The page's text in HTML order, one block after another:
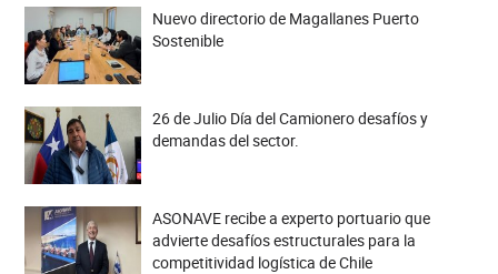
Nuevo directorio de Magallanes Puerto
Sostenible
26 de Julio Día del Camionero desafíos y
demandas del sector.
ASONAVE recibe a experto portuario que
advierte desafíos estructurales para la
competitividad logística de Chile